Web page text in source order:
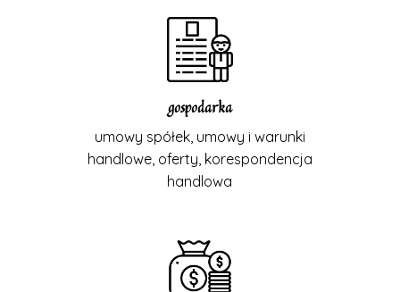
gospodarka
umowy spółek, umowy i warunki
handlowe, oferty, korespondencja
handlowa